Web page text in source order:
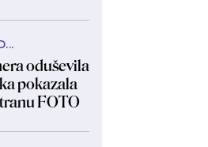
oduševila
pokazala
FOTO